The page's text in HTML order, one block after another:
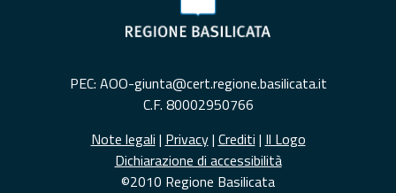
PEC: AOO-giunta@cert.regione.basilicata.it
C.F. 80002950766
Note legali | Privacy| Crediti | Il Logo
Dichiarazione di accessibilità
©2010 Regione Basilicata